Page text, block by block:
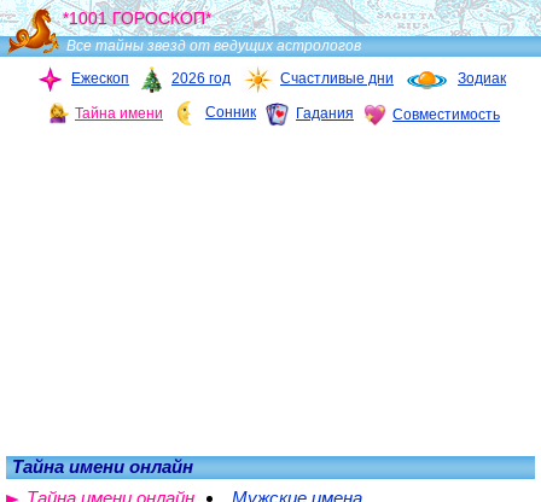
*1001 ГОРОСКОП*
Все тайны звезд от ведущих астрологов
Ежескоп
2026 год Счастливые дни Зодиак
Тайна имени Сонник Гадания Совместимость
Тайна имени онлайн
Тайна имени онлайн
Мужские имена